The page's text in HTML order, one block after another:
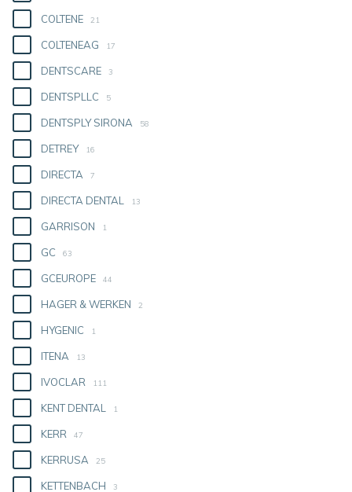
COLTENE 21
COLTENEAG 17
DENTSCARE 3
DENTSPLLC 5
DENTSPLY SIRONA 58
DETREY 16
DIRECTA 7
DIRECTA DENTAL 13
GARRISON 1
GC 63
GCEUROPE 44
HAGER & WERKEN 2
HYGENIC 1
ITENA 13
IVOCLAR 111
KENT DENTAL 1
KERR 47
KERRUSA 25
KETTENBACH 3